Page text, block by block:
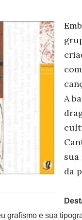
A
da
grafismo e sua